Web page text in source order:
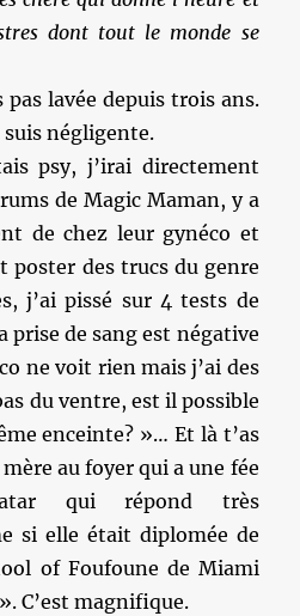
dont tout le monde se
pas lavée depuis trois ans.
suis négligente.
psy, j’irai directement
de Magic Maman, y a
de chez leur gynéco et
poster des trucs du genre
j’ai pissé sur 4 tests de
prise de sang est négative
ne voit rien mais j’ai des
du ventre, est il possible
enceinte? »… Et là t’as
au foyer qui a une fée
qui répond très
si elle était diplomée de
of Foufoune de Miami
C’est magnifique.